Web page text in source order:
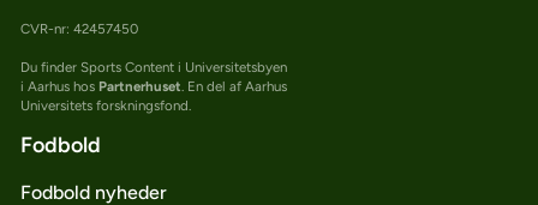
CVR-nr: 42457450
Du finder Sports Content i Universitetsbyen
i Aarhus hos Partnerhuset. En del af Aarhus
Universitets forskningsfond.
Fodbold
Fodbold nyheder